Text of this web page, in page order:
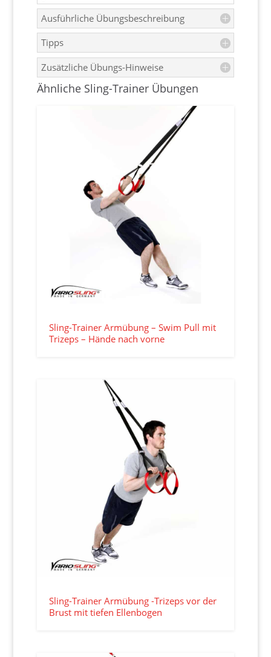
Ausführliche Übungsbeschreibung
Tipps
Zusätzliche Übungs-Hinweise
Ähnliche Sling-Trainer Übungen
Sling-Trainer Armübung – Swim Pull mit
Trizeps – Hände nach vorne
Sling-Trainer Armübung -Trizeps vor der
Brust mit tiefen Ellenbogen